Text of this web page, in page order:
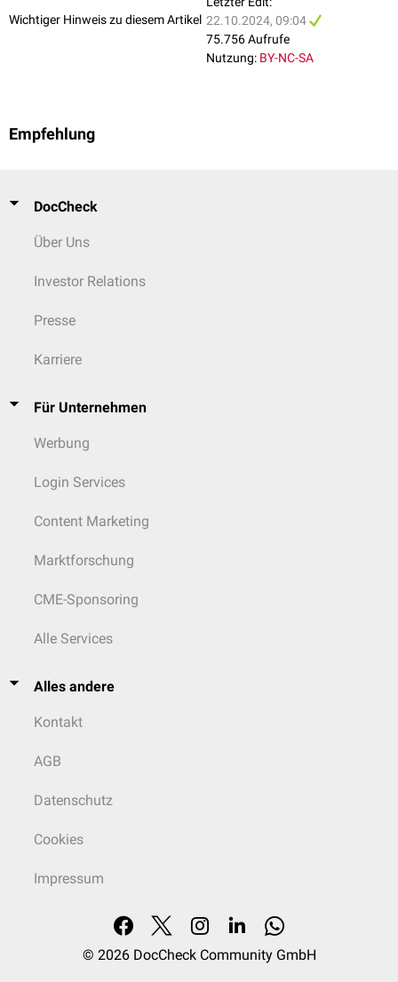
Wichtiger Hinweis zu diesem Artikel 22.10.2024, 09:04
75.756 Aufrufe
Nutzung: BY-NC-SA
Empfehlung
DocCheck
Über Uns
Investor Relations
Presse
Karriere
Für Unternehmen
Werbung
Login Services
Content Marketing
Marktforschung
CME-Sponsoring
Alle Services
Alles andere
Kontakt
AGB
Datenschutz
Cookies
Impressum
© 2026 DocCheck Community GmbH